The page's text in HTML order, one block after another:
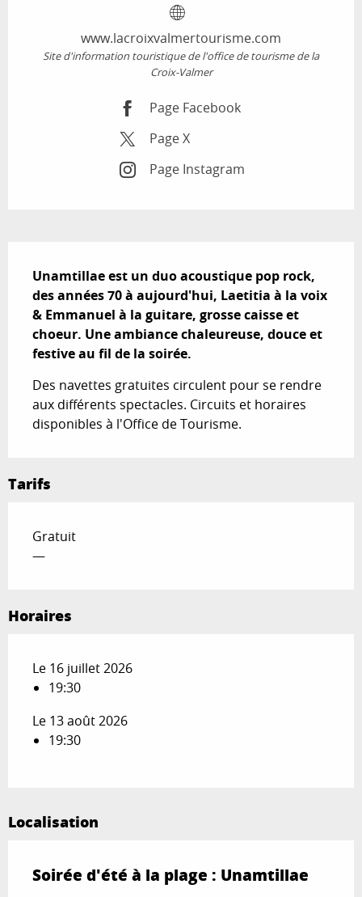
www.lacroixvalmertourisme.com
Site d'information touristique de l'office de tourisme de la
Croix-Valmer
Page Facebook
Page X
Page Instagram
Unamtillae est un duo acoustique pop rock,
des années 70 à aujourd'hui, Laetitia à la voix
& Emmanuel à la guitare, grosse caisse et
choeur. Une ambiance chaleureuse, douce et
festive au fil de la soirée.
Des navettes gratuites circulent pour se rendre
aux différents spectacles. Circuits et horaires
disponibles à l'Office de Tourisme.
Tarifs
Gratuit
—
Horaires
Le 16 juillet 2026
19:30
Le 13 août 2026
19:30
Localisation
Soirée d'été à la plage : Unamtillae